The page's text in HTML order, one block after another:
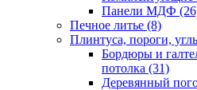
Панели МДФ
Печное литье (8)
Плинтуса, пороги,
Бордюры и
потолка (31)
Деревянный